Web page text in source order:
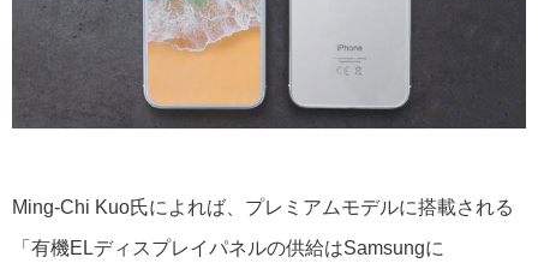
Ming-Chi Kuo氏によれば、プレミアムモデルに搭載される
「有機ELディスプレイパネルの供給はSamsungに